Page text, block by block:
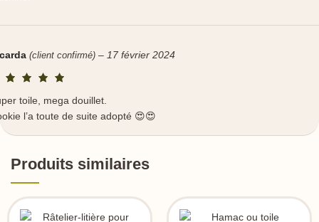
(client confirmé) – 17 février 2024
toile, mega douillet.
l’a toute de suite adopté 😍😍
Produits similaires